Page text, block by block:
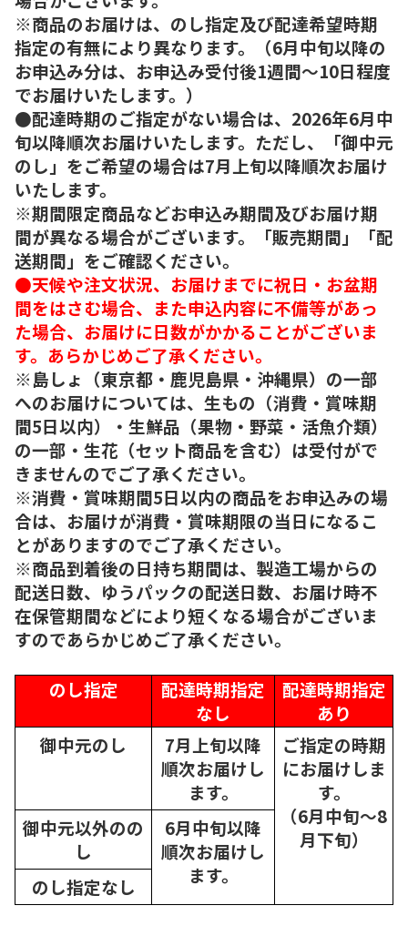
※商品のお届けは、のし指定及び配達希望時期
指定の有無により異なります。（6月中旬以降の
お申込み分は、お申込み受付後1週間～10日程度
でお届けいたします。）
●配達時期のご指定がない場合は、2026年6月中
旬以降順次お届けいたします。ただし、「御中元
のし」をご希望の場合は7月上旬以降順次お届け
いたします。
※期間限定商品などお申込み期間及びお届け期
間が異なる場合がございます。「販売期間」「配
送期間」をご確認ください。
●天候や注文状況、お届けまでに祝日・お盆期
間をはさむ場合、また申込内容に不備等があっ
た場合、お届けに日数がかかることがございま
す。あらかじめご了承ください。
※島しょ（東京都・鹿児島県・沖縄県）の一部
へのお届けについては、生もの（消費・賞味期
間5日以内）・生鮮品（果物・野菜・活魚介類）
の一部・生花（セット商品を含む）は受付がで
きませんのでご了承ください。
※消費・賞味期間5日以内の商品をお申込みの場
合は、お届けが消費・賞味期限の当日になるこ
とがありますのでご了承ください。
※商品到着後の日持ち期間は、製造工場からの
配送日数、ゆうパックの配送日数、お届け時不
在保管期間などにより短くなる場合がございま
すのであらかじめご了承ください。
のし指定
配達時期指定
なし
配達時期指定
あり
御中元のし
7月上旬以降
順次お届けし
ます。
ご指定の時期
にお届けしま
す。
（6月中旬～8
月下旬）
御中元以外のの
し
6月中旬以降
順次お届けし
ます。
のし指定なし